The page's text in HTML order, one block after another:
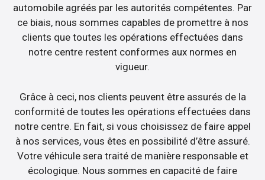
automobile agréés par les autorités compétentes. Par
ce biais, nous sommes capables de promettre à nos
clients que toutes les opérations effectuées dans
notre centre restent conformes aux normes en
vigueur.
Grâce à ceci, nos clients peuvent être assurés de la
conformité de toutes les opérations effectuées dans
notre centre. En fait, si vous choisissez de faire appel
à nos services, vous êtes en possibilité d’être assuré.
Votre véhicule sera traité de manière responsable et
écologique. Nous sommes en capacité de faire